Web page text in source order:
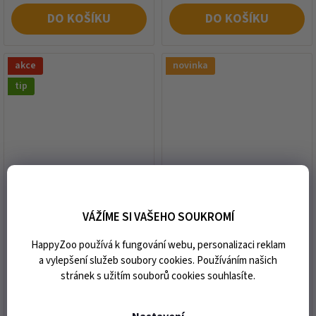
VÁŽÍME SI VAŠEHO SOUKROMÍ
HappyZoo používá k fungování webu, personalizaci reklam
a vylepšení služeb soubory cookies. Používáním našich
stránek s užitím souborů cookies souhlasíte.
DO KOŠÍKU DO KOŠÍKU
akce
tip
(multipack)
skladem
249 Kč
Měrná
889,29 Kč / 1 kg
novinka
skladem
99 Kč
Měrná
1 414,29 Kč / 1 kg